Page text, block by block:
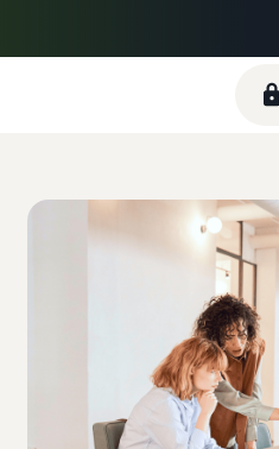
卖家成功故事
借助亚马逊的强大影响力
质鱼类宠物食品品牌
为一家蓬勃发展的企业。
长。您会是下一个幸运儿
降低低价商品
查看定价不超过 20 英镑
逊物流低价商品费率。
触达全球亚马
开始在美洲、欧洲、亚太
收入计算器
计算商品的费用和成本，
如何在线销售宠物食品
如何在线销售耳机
向全球买家销售耳机
如何在线销售营养补充
拓展营养补充剂在线销售业务